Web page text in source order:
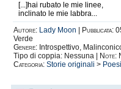
[...]hai rubato le mie linee,
inclinato le mie labbra...
Autore: Lady Moon Pubblicata:
Verde
Genere: Introspettivo,
Tipo di coppia: Nessuna |
Note:
Categoria: Storie originali >